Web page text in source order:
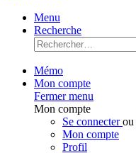
Menu
Recherche
Mémo
Mon compte
Fermer menu
Mon compte
Se connecterou
Mon compte
Profil